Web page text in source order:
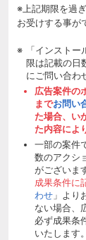
※上記期限を過
お受けする事が
「インスト
限は記載の日
にご問い合わ
広告案件の
までお問い
た場合、い
た内容によ
一部の案件
数のアクシ
がございま
成果条件に
わせ」より
ない場合、
必ず成果条
いたします。